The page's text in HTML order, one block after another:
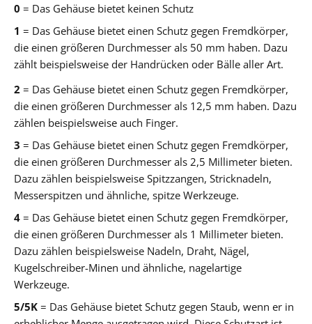
0 = Das Gehäuse bietet keinen Schutz
1 = Das Gehäuse bietet einen Schutz gegen Fremdkörper,
die einen größeren Durchmesser als 50 mm haben. Dazu
zählt beispielsweise der Handrücken oder Bälle aller Art.
2 = Das Gehäuse bietet einen Schutz gegen Fremdkörper,
die einen größeren Durchmesser als 12,5 mm haben. Dazu
zählen beispielsweise auch Finger.
3 = Das Gehäuse bietet einen Schutz gegen Fremdkörper,
die einen größeren Durchmesser als 2,5 Millimeter bieten.
Dazu zählen beispielsweise Spitzzangen, Stricknadeln,
Messerspitzen und ähnliche, spitze Werkzeuge.
4 = Das Gehäuse bietet einen Schutz gegen Fremdkörper,
die einen größeren Durchmesser als 1 Millimeter bieten.
Dazu zählen beispielsweise Nadeln, Draht, Nägel,
Kugelschreiber-Minen und ähnliche, nagelartige
Werkzeuge.
5/5K = Das Gehäuse bietet Schutz gegen Staub, wenn er in